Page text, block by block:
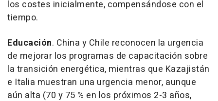
los costes inicialmente, compensándose con el
tiempo.
Educación. China y Chile reconocen la urgencia
de mejorar los programas de capacitación sobre
la transición energética, mientras que Kazajistán
e Italia muestran una urgencia menor, aunque
aún alta (70 y 75 % en los próximos 2-3 años,